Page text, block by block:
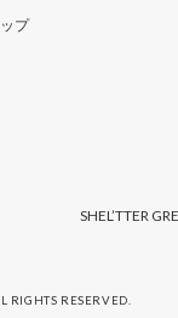
プ
SHEL’TTER
RIGHTS RESERVED.